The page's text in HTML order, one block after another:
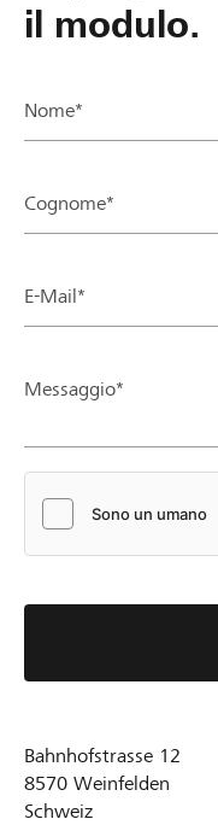
il modulo.
Nome*
Cognome*
E-Mail*
Messaggio*
Bahnhofstrasse 12
8570 Weinfelden
Schweiz